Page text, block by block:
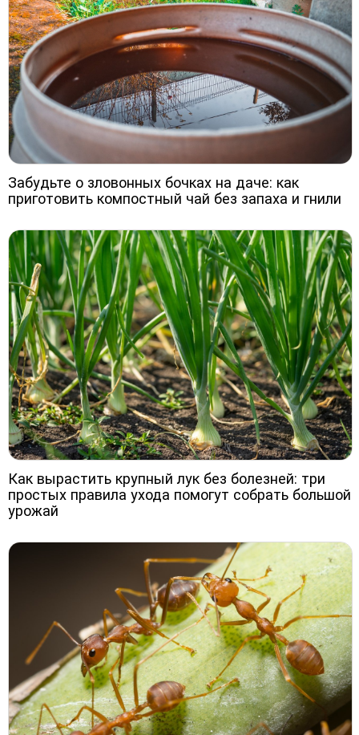
Забудьте о зловонных бочках на даче: как
приготовить компостный чай без запаха и гнили
Как вырастить крупный лук без болезней: три
простых правила ухода помогут собрать большой
урожай